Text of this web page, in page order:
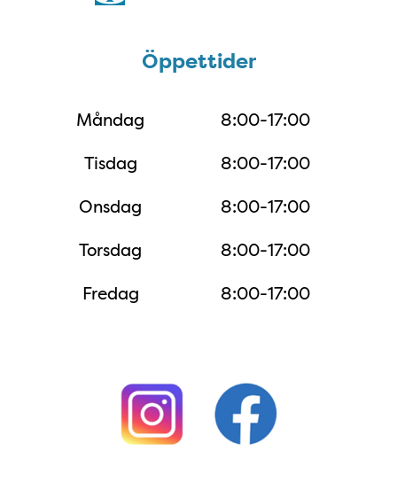
Öppettider
Måndag
8:00-17:00
Tisdag
8:00-17:00
Onsdag
8:00-17:00
Torsdag
8:00-17:00
Fredag
8:00-17:00